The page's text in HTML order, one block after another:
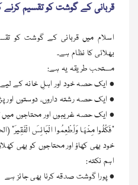
قربانی کے گوشت کو تقسیم کرنے
اسلام میں قربانی کے گوشت کو
بھلائی کا نظام ہے۔
مستحب طریقہ یہ ہے:
• ایک حصہ خود اور اہلِ خانہ کے لیے
• ایک حصہ رشتہ داروں، دوستوں اور
• ایک حصہ غریبوں اور محتاجوں میں
“فَكُلُوا مِنْهَا وَأَطْعِمُوا الْبَائِسَ الْفَقِيرَ”
خود بھی کھاؤ اور محتاجوں کو بھی
اہم نکتہ:
• پورا گوشت صدقہ کرنا بھی جائز ہے